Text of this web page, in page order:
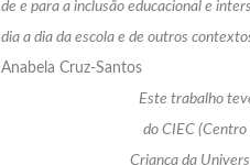
de e para a inclusão educacional e
dia a dia da escola e de outros
Anabela Cruz-Santos
Este trabalho
do CIEC
Criança da